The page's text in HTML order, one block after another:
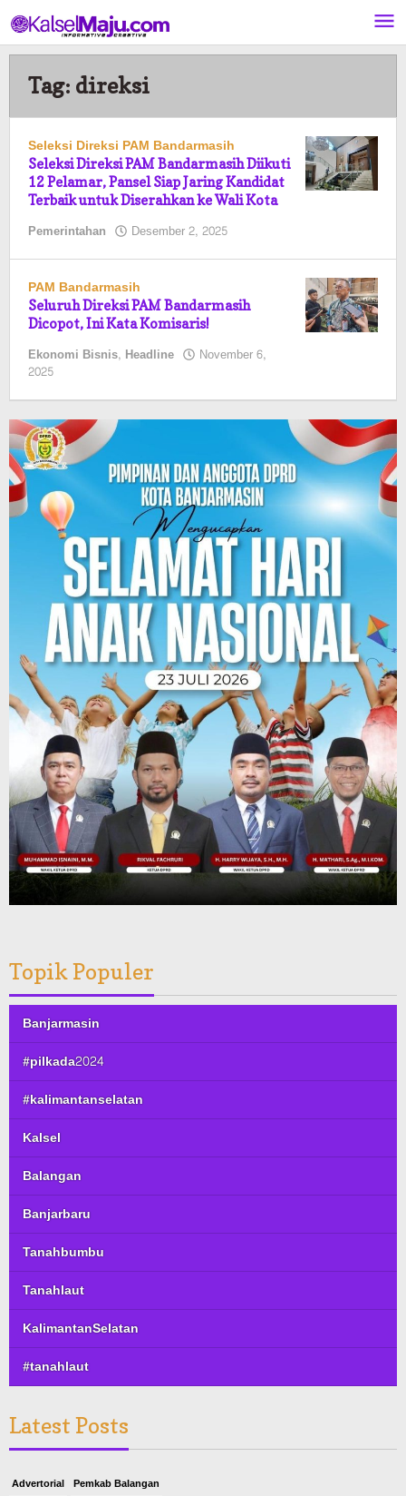
ke
konten
Tag: direksi
Seleksi Direksi PAM Bandarmasih
Seleksi Direksi PAM Bandarmasih Diikuti
12 Pelamar, Pansel Siap Jaring Kandidat
Terbaik untuk Diserahkan ke Wali Kota
Pemerintahan Desember 2, 2025
PAM Bandarmasih
Seluruh Direksi PAM Bandarmasih
Dicopot, Ini Kata Komisaris!
Ekonomi Bisnis, Headline November 6,
2025
Topik Populer
Banjarmasin
#pilkada2024
#kalimantanselatan
Kalsel
Balangan
Banjarbaru
Tanahbumbu
Tanahlaut
KalimantanSelatan
#tanahlaut
Latest Posts
Advertorial Pemkab Balangan